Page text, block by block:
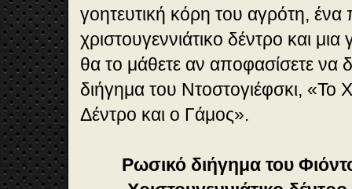
γοητευτική κόρη του αγρότη, ένα
χριστουγεννιάτικο δέντρο και
θα το μάθετε αν αποφασίσετε να
διήγημα του Ντοστογιέφσκι, «Το
Δέντρο και ο Γάμος».
Ρωσικό διήγημα του